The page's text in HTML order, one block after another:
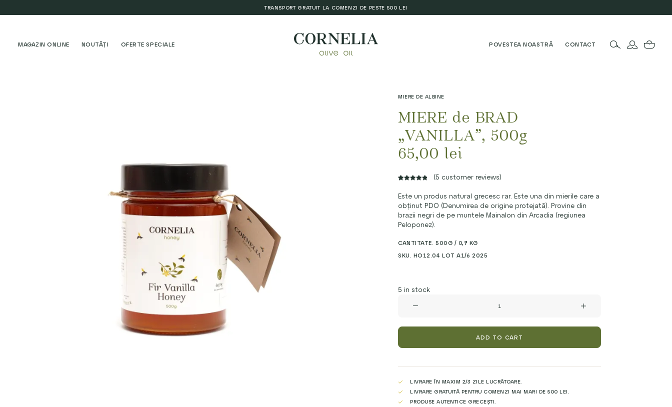
TRANSPORT GRATUIT LA COMENZI DE PESTE 500 LEI
MAGAZIN ONLINE NOUTĂȚI OFERTE SPECIALE POVESTEA NOASTRĂ CONTACT
MIERE DE ALBINE
MIERE de BRAD
„VANILLA”, 500g
65,00 lei
out of 5
based on
customer
ratings
(5 customer reviews)
Este un produs natural grecesc rar. Este una din mierile care a
obținut PDO (Denumirea de origine protejată). Provine din
brazii negri de pe muntele Mainalon din Arcadia (regiunea
Peloponez).
CANTITATE. 500G / 0,7 KG
SKU. HO12.04 LOT A1/6 2025
5 in stock
"VANILLA",
quantity
ADD TO CART
LIVRARE ÎN MAXIM 2/3 ZILE LUCRĂTOARE.
LIVRARE GRATUITĂ PENTRU COMENZI MAI MARI DE 500 LEI.
PRODUSE AUTENTICE GRECEȘTI.